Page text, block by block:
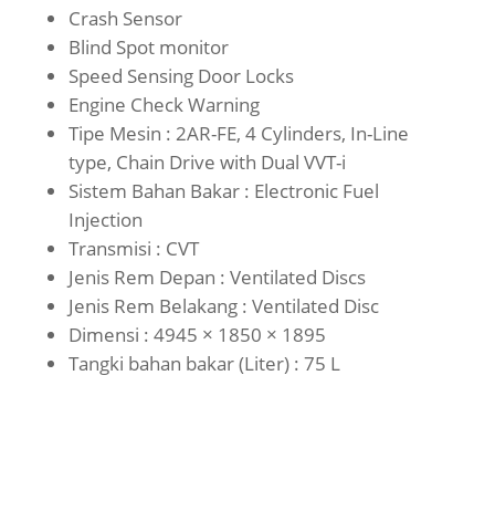
Crash Sensor
Blind Spot monitor
Speed Sensing Door Locks
Engine Check Warning
Tipe Mesin : 2AR-FE, 4 Cylinders, In-Line
type, Chain Drive with Dual VVT-i
Sistem Bahan Bakar : Electronic Fuel
Injection
Transmisi : CVT
Jenis Rem Depan : Ventilated Discs
Jenis Rem Belakang : Ventilated Disc
Dimensi : 4945 × 1850 × 1895
Tangki bahan bakar (Liter) : 75 L